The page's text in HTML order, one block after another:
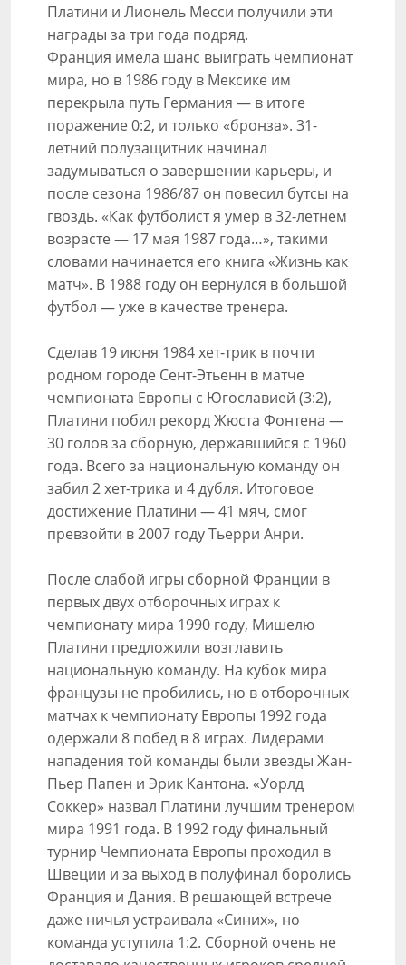
Платини и Лионель Месси получили эти
награды за три года подряд.
Франция имела шанс выиграть чемпионат
мира, но в 1986 году в Мексике им
перекрыла путь Германия — в итоге
поражение 0:2, и только «бронза». 31-
летний полузащитник начинал
задумываться о завершении карьеры, и
после сезона 1986/87 он повесил бутсы на
гвоздь. «Как футболист я умер в 32-летнем
возрасте — 17 мая 1987 года…», такими
словами начинается его книга «Жизнь как
матч». В 1988 году он вернулся в большой
футбол — уже в качестве тренера.
Сделав 19 июня 1984 хет-трик в почти
родном городе Сент-Этьенн в матче
чемпионата Европы с Югославией (3:2),
Платини побил рекорд Жюста Фонтена —
30 голов за сборную, державшийся с 1960
года. Всего за национальную команду он
забил 2 хет-трика и 4 дубля. Итоговое
достижение Платини — 41 мяч, смог
превзойти в 2007 году Тьерри Анри.
После слабой игры сборной Франции в
первых двух отборочных играх к
чемпионату мира 1990 году, Мишелю
Платини предложили возглавить
национальную команду. На кубок мира
французы не пробились, но в отборочных
матчах к чемпионату Европы 1992 года
одержали 8 побед в 8 играх. Лидерами
нападения той команды были звезды Жан-
Пьер Папен и Эрик Кантона. «Уорлд
Соккер» назвал Платини лучшим тренером
мира 1991 года. В 1992 году финальный
турнир Чемпионата Европы проходил в
Швеции и за выход в полуфинал боролись
Франция и Дания. В решающей встрече
даже ничья устраивала «Синих», но
команда уступила 1:2. Сборной очень не